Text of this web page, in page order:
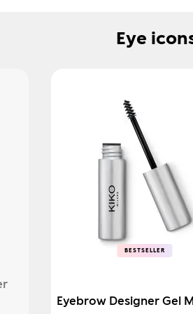
Eye
BESTSELLER
BESTSELLER
Eyebrow Designer Gel